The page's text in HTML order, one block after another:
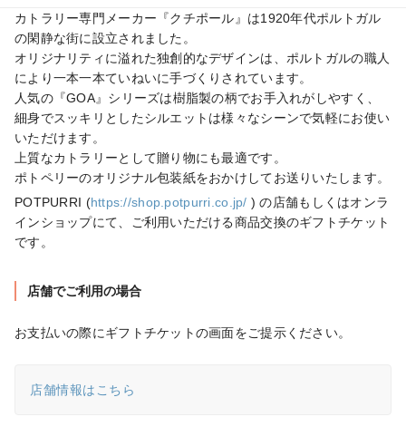
カトラリー専門メーカー『クチポール』は1920年代ポルトガル
の閑静な街に設立されました。
オリジナリティに溢れた独創的なデザインは、ポルトガルの職人
により一本一本ていねいに手づくりされています。
人気の『GOA』シリーズは樹脂製の柄でお手入れがしやすく、
細身でスッキリとしたシルエットは様々なシーンで気軽にお使い
いただけます。
上質なカトラリーとして贈り物にも最適です。
ポトペリーのオリジナル包装紙をおかけしてお送りいたします。
POTPURRI (https://shop.potpurri.co.jp/ ) の店舗もしくはオンラ
インショップにて、ご利用いただける商品交換のギフトチケット
です。
店舗でご利用の場合
店舗情報はこちら